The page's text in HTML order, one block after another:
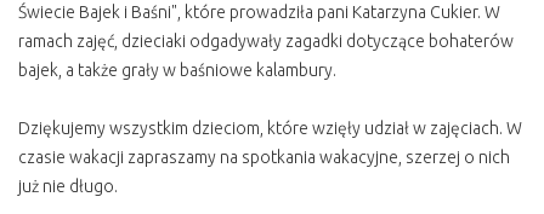
Świecie Bajek i Baśni", które prowadziła pani Katarzyna Cukier. W
ramach zajęć, dzieciaki odgadywały zagadki dotyczące bohaterów
bajek, a także grały w baśniowe kalambury.
Dziękujemy wszystkim dzieciom, które wzięły udział w zajęciach. W
czasie wakacji zapraszamy na spotkania wakacyjne, szerzej o nich
już nie długo.